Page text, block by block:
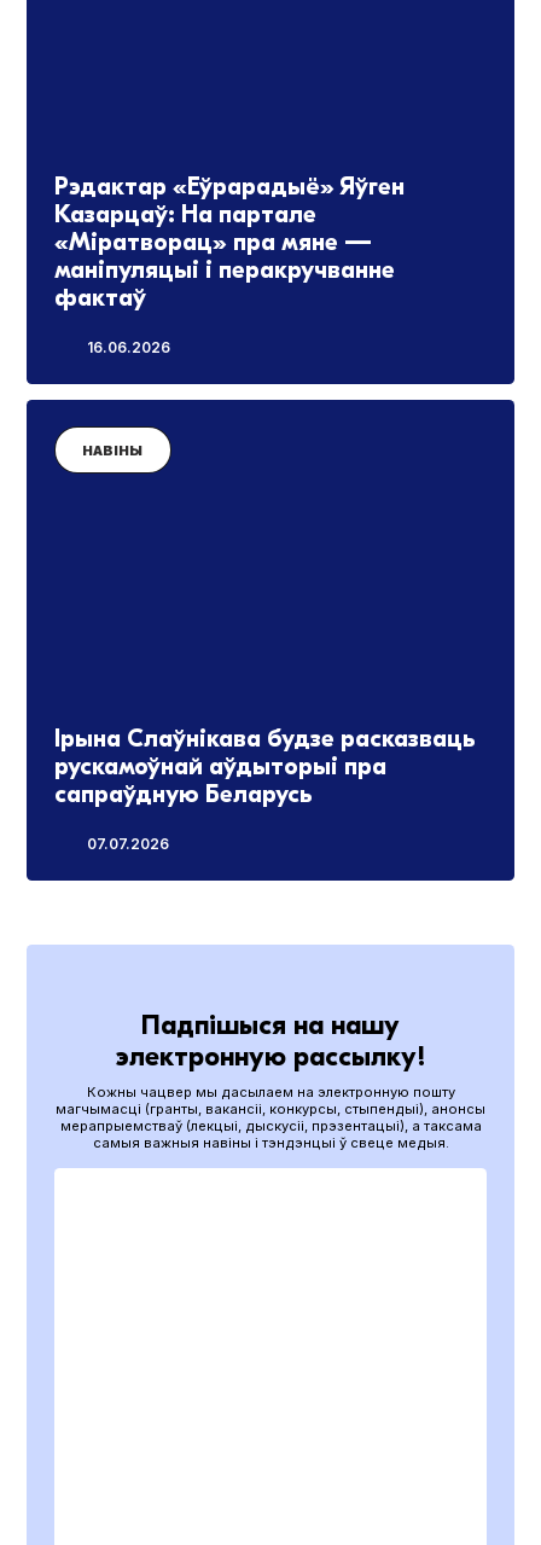
Рэдактар «Еўрарадыё» Яўген
Казарцаў: На партале
«Міратворац» пра мяне —
маніпуляцыі і перакручванне
фактаў
16.06.2026
НАВІНЫ
Ірына Слаўнікава будзе расказваць
рускамоўнай аўдыторыі пра
сапраўдную Беларусь
07.07.2026
Падпішыся на нашу
электронную рассылку!
Кожны чацвер мы дасылаем на электронную пошту
магчымасці (гранты, вакансіі, конкурсы, стыпендыі), анонсы
мерапрыемстваў (лекцыі, дыскусіі, прэзентацыі), а таксама
самыя важныя навіны і тэндэнцыі ў свеце медыя.